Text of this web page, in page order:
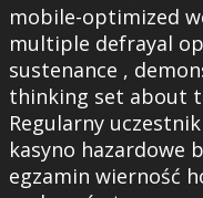
mobile-optimized
multiple defrayal
sustenance ,
thinking set about
Regularny
kasyno hazardowe
egzamin wierność